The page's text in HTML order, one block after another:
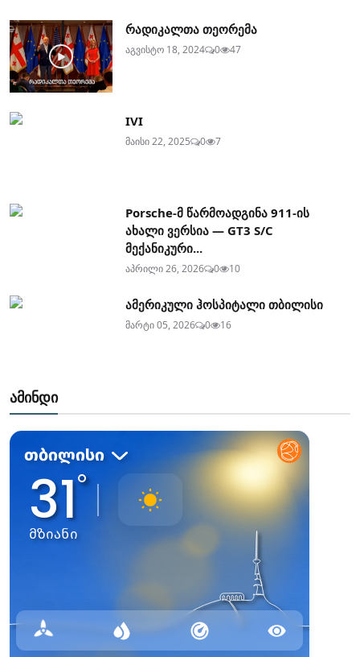
რადიკალთა თეორემა
აგვისტო 18, 2024 0 47
IVI
მაისი 22, 2025 0 7
Porsche-მ წარმოადგინა 911-ის
ახალი ვერსია — GT3 S/C
მექანიკური...
აპრილი 26, 2026 0 10
ამერიკული ჰოსპიტალი თბილისი
მარტი 05, 2026 0 16
ამინდი